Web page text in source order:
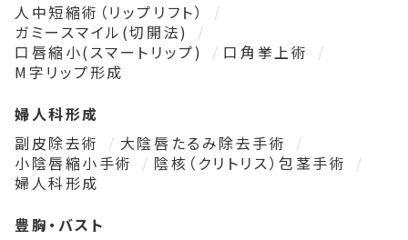
人中短縮術（リップリフト）
ガミースマイル(切開法)
口唇縮小(スマートリップ)
口角挙上術
M字リップ形成
婦人科形成
副皮除去術
大陰唇たるみ除去手術
小陰唇縮小手術
陰核（クリトリス）包茎手術
婦人科形成
豊胸・バスト